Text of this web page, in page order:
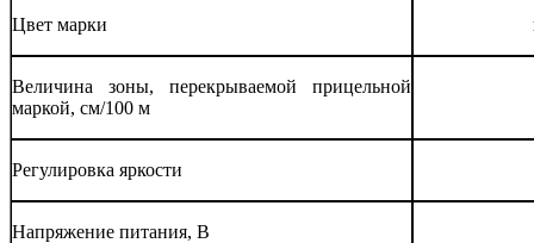
Цвет марки
Величина зоны, перекрываемой прицельной
маркой, см/100 м
Регулировка яркости
Напряжение питания, B